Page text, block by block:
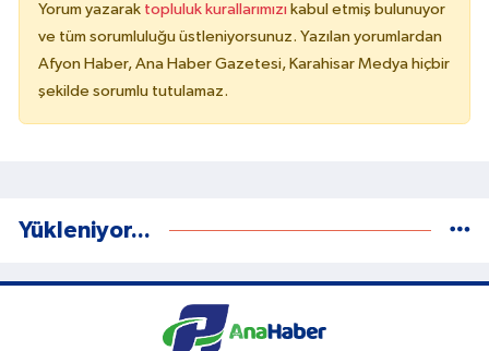
Yorum yazarak topluluk kurallarımızı kabul etmiş bulunuyor
ve tüm sorumluluğu üstleniyorsunuz. Yazılan yorumlardan
Afyon Haber, Ana Haber Gazetesi, Karahisar Medya hiçbir
şekilde sorumlu tutulamaz.
Yükleniyor...